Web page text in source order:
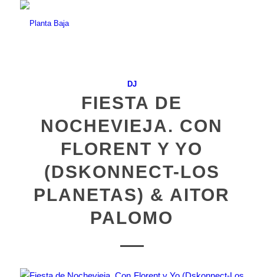
DJ
FIESTA DE
NOCHEVIEJA. CON
FLORENT Y YO
(DSKONNECT-LOS
PLANETAS) & AITOR
PALOMO